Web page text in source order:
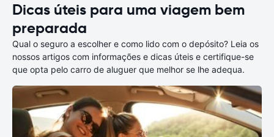
Dicas úteis para uma viagem bem
preparada
Qual o seguro a escolher e como lido com o depósito? Leia os
nossos artigos com informações e dicas úteis e certifique-se
que opta pelo carro de aluguer que melhor se lhe adequa.